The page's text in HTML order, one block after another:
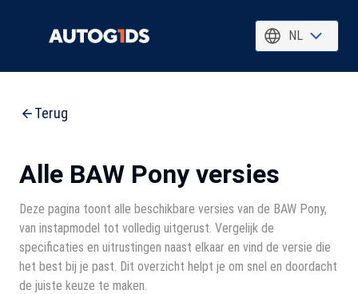
NL
Terug
Alle BAW Pony versies
Deze pagina toont alle beschikbare versies van de BAW Pony,
van instapmodel tot volledig uitgerust. Vergelijk de
specificaties en uitrustingen naast elkaar en vind de versie die
het best bij je past. Dit overzicht helpt je om snel en doordacht
de juiste keuze te maken.